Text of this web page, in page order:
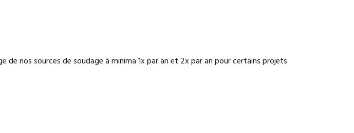
nos sources de soudage à minima 1x par an et 2x par an pour certains projets